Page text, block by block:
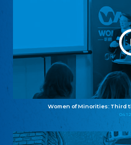
Women of Minorities: Third